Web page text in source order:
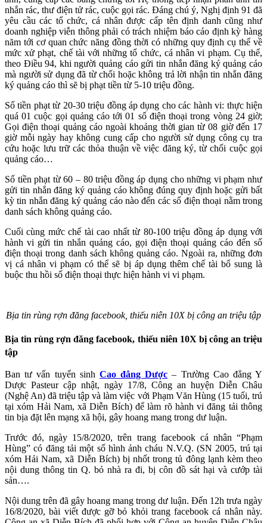
nhắn rác, thư điện tử rác, cuộc gọi rác. Đáng chú ý, Nghị định 91 đã
yêu cầu các tổ chức, cá nhân được cấp tên định danh cũng như
doanh nghiệp viễn thông phải có trách nhiệm báo cáo định kỳ hàng
năm tới cơ quan chức năng đồng thời có những quy định cụ thể về
mức xử phạt, chế tài với những tổ chức, cá nhân vi phạm. Cụ thể,
theo Điều 94, khi người quảng cáo gửi tin nhắn đăng ký quảng cáo
mà người sử dụng đã từ chối hoặc không trả lời nhận tin nhắn đăng
ký quảng cáo thì sẽ bị phạt tiền từ 5-10 triệu đồng.
Số tiền phạt từ 20-30 triệu đồng áp dụng cho các hành vi: thực hiện
quá 01 cuộc gọi quảng cáo tới 01 số điện thoại trong vòng 24 giờ;
Gọi điện thoại quảng cáo ngoài khoảng thời gian từ 08 giờ đến 17
giờ mỗi ngày hay không cung cấp cho người sử dụng công cụ tra
cứu hoặc lưu trữ các thỏa thuận về việc đăng ký, từ chối cuộc gọi
quảng cáo…
Số tiền phạt từ 60 – 80 triệu đồng áp dụng cho những vi phạm như
gửi tin nhắn đăng ký quảng cáo không đúng quy định hoặc gửi bất
kỳ tin nhắn đăng ký quảng cáo nào đến các số điện thoại nằm trong
danh sách không quảng cáo.
Cuối cùng mức chế tài cao nhất từ 80-100 triệu đồng áp dụng với
hành vi gửi tin nhắn quảng cáo, gọi điện thoại quảng cáo đến số
điện thoại trong danh sách không quảng cáo. Ngoài ra, những đơn
vị cá nhân vi phạm có thể sẽ bị áp dụng thêm chế tài bổ sung là
buộc thu hồi số điện thoại thực hiện hành vi vi phạm.
Bịa tin rùng rợn đăng facebook, thiếu niên 10X bị công an triệu tập
Bịa tin rùng rợn đăng facebook, thiếu niên 10X bị công an triệu
tập
Ban tư vấn tuyển sinh Cao đẳng Dược – Trường Cao đẳng Y
Dược Pasteur cập nhật, ngày 17/8, Công an huyện Diễn Châu
(Nghệ An) đã triệu tập và làm việc với Phạm Văn Hùng (15 tuổi, trú
tại xóm Hải Nam, xã Diễn Bích) để làm rõ hành vi đăng tải thông
tin bịa đặt lên mạng xã hội, gây hoang mang trong dư luận.
Trước đó, ngày 15/8/2020, trên trang facebook cá nhân “Phạm
Hùng” có đăng tải một số hình ảnh cháu N.V.Q. (SN 2005, trú tại
xóm Hải Nam, xã Diễn Bích) bị nhốt trong tủ đông lạnh kèm theo
nội dung thông tin Q. bỏ nhà ra đi, bị côn đồ sát hại và cướp tài
sản….
Nội dung trên đã gây hoang mang trong dư luận. Đến 12h trưa ngày
16/8/2020, bài viết được gỡ bỏ khỏi trang facebook cá nhân này.